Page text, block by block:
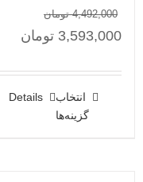
4,492,000 تومان
3,593,000 تومان
انتخاب
گزینه‌ها
Details